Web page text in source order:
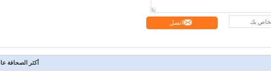
اتصل
أكثر الصحافة